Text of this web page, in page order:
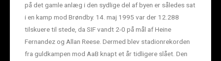
på det gamle anlæg i den sydlige del af byen er således sat
i en kamp mod Brøndby. 14. maj 1995 var der 12.288
tilskuere til stede, da SIF vandt 2-0 på mål af Heine
Fernandez og Allan Reese. Dermed blev stadionrekorden
fra guldkampen mod AaB knapt et år tidligere slået. Den